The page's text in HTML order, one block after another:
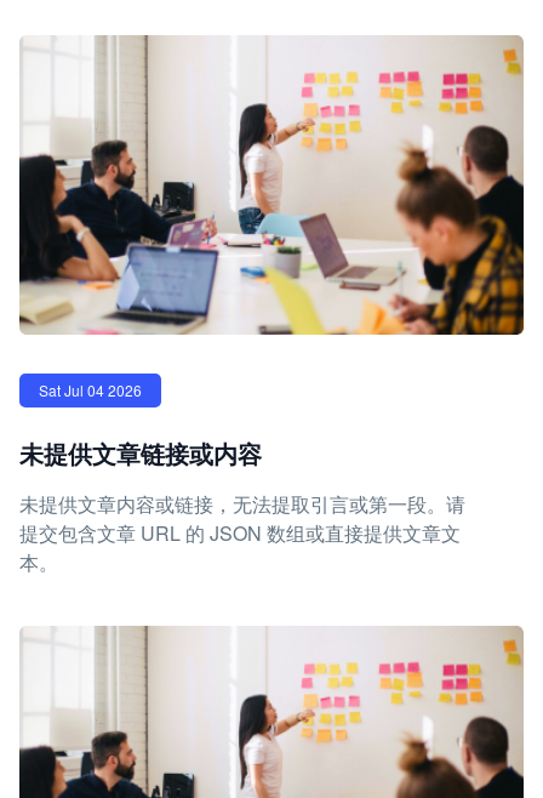
Sat Jul 04 2026
未提供文章链接或内容
未提供文章内容或链接，无法提取引言或第一段。请
提交包含文章 URL 的 JSON 数组或直接提供文章文
本。